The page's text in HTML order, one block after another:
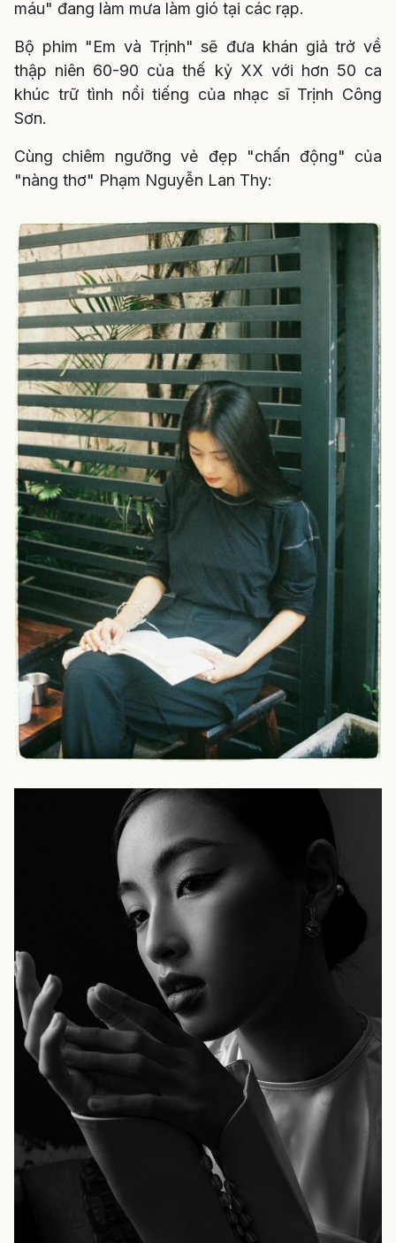
máu" đang làm mưa làm gió tại các rạp.
Bộ phim "Em và Trịnh" sẽ đưa khán giả trở về
thập niên 60-90 của thế kỷ XX với hơn 50 ca
khúc trữ tình nổi tiếng của nhạc sĩ Trịnh Công
Sơn.
Cùng chiêm ngưỡng vẻ đẹp "chấn động" của
"nàng thơ" Phạm Nguyễn Lan Thy: